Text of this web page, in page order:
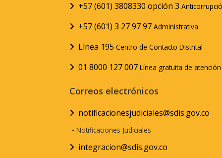
+57 (601) 3808330 opción 3
+57 (601) 3 27 97 97 Administrativa
Línea 195 Centro de Contacto Distrital
01 8000 127 007 Línea gratuita de
Correos electrónicos
notificacionesjudiciales@sdis.gov.co
- Notificaciones Judiciales
integracion@sdis.gov.co